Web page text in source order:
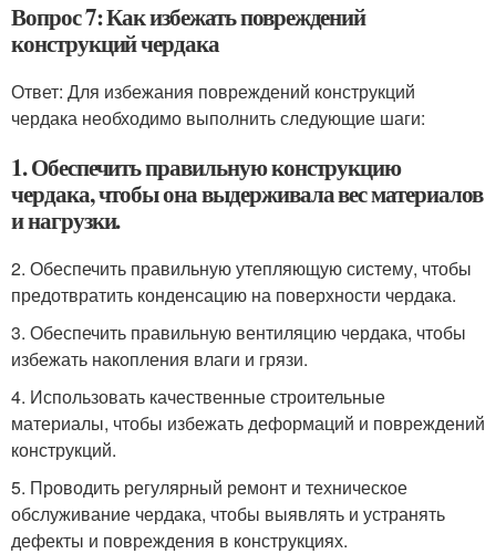
Вопрос 7: Как избежать повреждений
конструкций чердака
Ответ: Для избежания повреждений конструкций
чердака необходимо выполнить следующие шаги:
1. Обеспечить правильную конструкцию
чердака, чтобы она выдерживала вес материалов
и нагрузки.
2. Обеспечить правильную утепляющую систему, чтобы
предотвратить конденсацию на поверхности чердака.
3. Обеспечить правильную вентиляцию чердака, чтобы
избежать накопления влаги и грязи.
4. Использовать качественные строительные
материалы, чтобы избежать деформаций и повреждений
конструкций.
5. Проводить регулярный ремонт и техническое
обслуживание чердака, чтобы выявлять и устранять
дефекты и повреждения в конструкциях.